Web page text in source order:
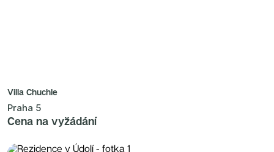
Villa Chuchle
Praha 5
Cena na vyžádání